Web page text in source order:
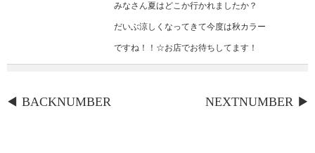
みなさん夏はどこか行かれましたか？
だいぶ涼しくなってきて今度は秋カラー
ですね！！☆お店でお待ちしてます！
NEXTNUMBER
BACKNUMBER